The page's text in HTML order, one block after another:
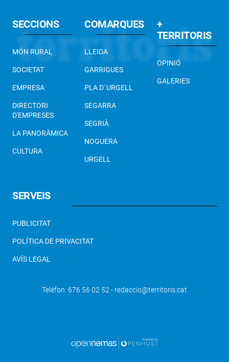
SECCIONS
MÓN RURAL
SOCIETAT
EMPRESA
DIRECTORI
D'EMPRESES
LA PANORÀMICA
CULTURA
COMARQUES
LLEIDA
GARRIGUES
PLA D' URGELL
SEGARRA
SEGRIÀ
NOGUERA
URGELL
+
TERRITORIS
OPINIÓ
GALERIES
SERVEIS
PUBLICITAT
POLÍTICA DE PRIVACITAT
AVÍS LEGAL
Telèfon 676 56 02 52 - redaccio@territoris.cat